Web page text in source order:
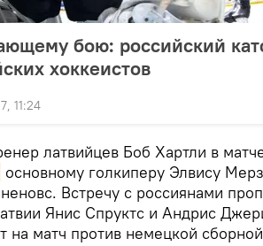
бою: российский
хоккеистов
11:24
латвийцев Боб Хартли в
основному голкиперу Элвису
Встречу с россиянами
Янис Спруктс и Андрис
на матч против немецкой